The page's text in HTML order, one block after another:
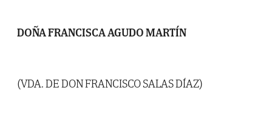
DOÑA FRANCISCA AGUDO MARTÍN
(VDA. DE DON FRANCISCO SALAS DÍAZ)